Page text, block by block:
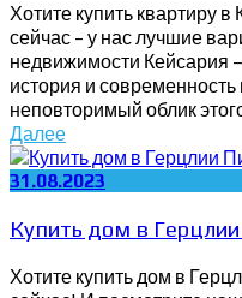
Хотите купить квартиру
сейчас – у нас лучшие
недвижимости Кейсария
история и
неповторимый облик
Далее
31.08.2023
Купить дом в
Хотите купить дом в